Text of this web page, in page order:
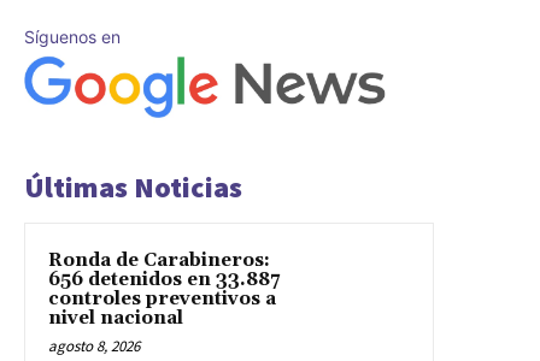
Síguenos en
Últimas Noticias
Ronda de Carabineros:
656 detenidos en 33.887
controles preventivos a
nivel nacional
agosto 8, 2026